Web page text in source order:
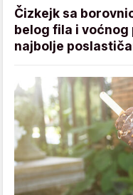
Čizkejk sa
belog fila i voćnog
najbolje